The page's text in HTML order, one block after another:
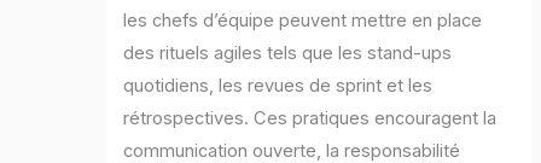
les chefs d’équipe peuvent mettre en place
des rituels agiles tels que les stand-ups
quotidiens, les revues de sprint et les
rétrospectives. Ces pratiques encouragent la
communication ouverte, la responsabilité